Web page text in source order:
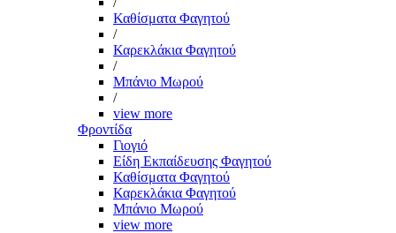
Καθίσματα Φαγητού
/
Καρεκλάκια Φαγητού
/
Μπάνιο Μωρού
/
view more
Φροντίδα
Γιογιό
Είδη Εκπαίδευσης Φαγητού
Καθίσματα Φαγητού
Καρεκλάκια Φαγητού
Μπάνιο Μωρού
view more